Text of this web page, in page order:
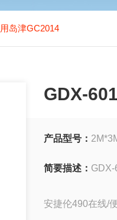
岛津GC2014
GDX-
产品型号：
简要描述：
安捷伦490在线/